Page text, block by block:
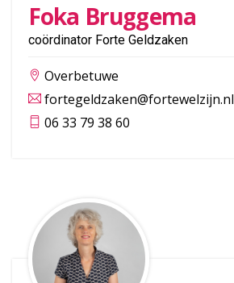
Foka Bruggema
coördinator Forte Geldzaken
Overbetuwe
fortegeldzaken@fortewelzijn.nl
06 33 79 38 60